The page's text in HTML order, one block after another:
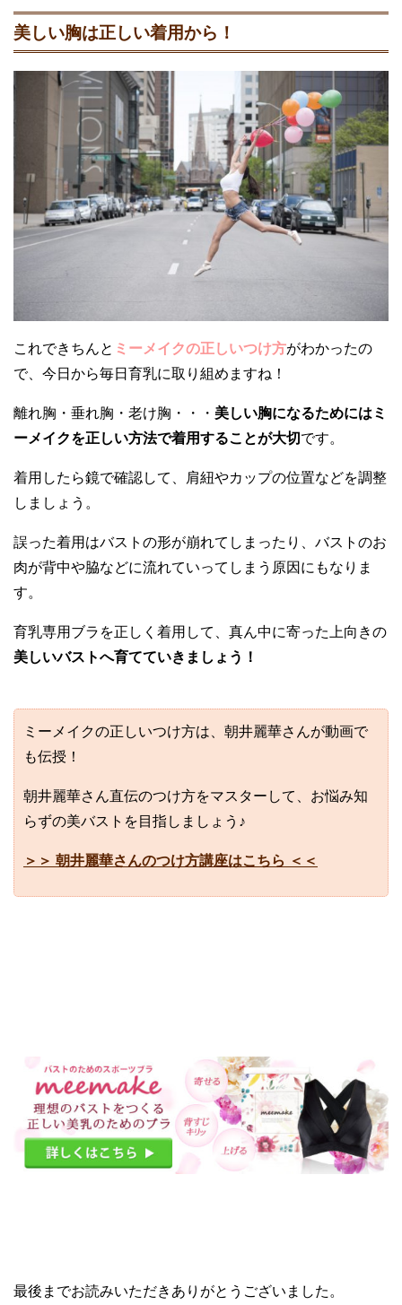
美しい胸は正しい着用から！
これできちんと ミーメイクの正しいつけ方がわかったの
で、今日から毎日育乳に取り組めますね！
離れ胸・垂れ胸・老け胸・・・ 美しい胸になるためにはミ
ーメイクを正しい方法で着用することが大切です。
着用したら鏡で確認して、肩紐やカップの位置などを調整
しましょう。
誤った着用はバストの形が崩れてしまったり、バストのお
肉が背中や脇などに流れていってしまう原因にもなりま
す。
育乳専用ブラを正しく着用して、真ん中に寄った上向きの
美しいバストへ育てていきましょう！
ミーメイクの正しいつけ方は、朝井麗華さんが動画で
も伝授！
朝井麗華さん直伝のつけ方をマスターして、お悩み知
らずの美バストを目指しましょう♪
＞＞ 朝井麗華さんのつけ方講座はこちら ＜＜
最後までお読みいただきありがとうございました。